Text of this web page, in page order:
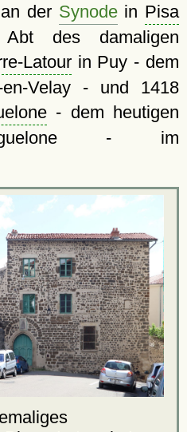
der Synodein Pisa
des damaligen
Latourin Puy - dem
Velay - und 1418
- dem heutigen
Maguelone - im